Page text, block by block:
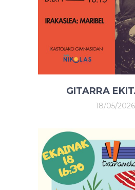
GITARRA
18/05/2026